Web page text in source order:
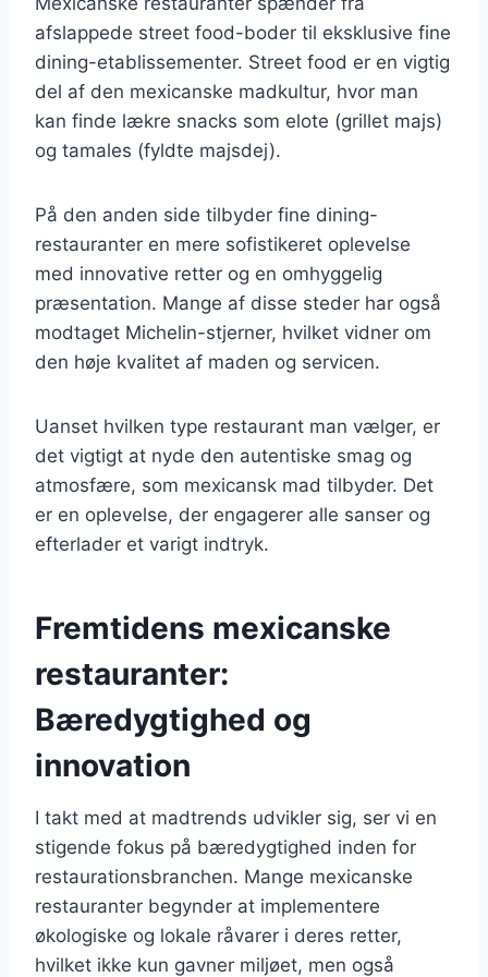
afslappede street food-boder til eksklusive fine
dining-etablissementer. Street food er en vigtig
del af den mexicanske madkultur, hvor man
kan finde lækre snacks som elote (grillet majs)
og tamales (fyldte majsdej).
På den anden side tilbyder fine dining-
restauranter en mere sofistikeret oplevelse
med innovative retter og en omhyggelig
præsentation. Mange af disse steder har også
modtaget Michelin-stjerner, hvilket vidner om
den høje kvalitet af maden og servicen.
Uanset hvilken type restaurant man vælger, er
det vigtigt at nyde den autentiske smag og
atmosfære, som mexicansk mad tilbyder. Det
er en oplevelse, der engagerer alle sanser og
efterlader et varigt indtryk.
Fremtidens mexicanske
restauranter:
Bæredygtighed og
innovation
I takt med at madtrends udvikler sig, ser vi en
stigende fokus på bæredygtighed inden for
restaurationsbranchen. Mange mexicanske
restauranter begynder at implementere
økologiske og lokale råvarer i deres retter,
hvilket ikke kun gavner miljøet, men også